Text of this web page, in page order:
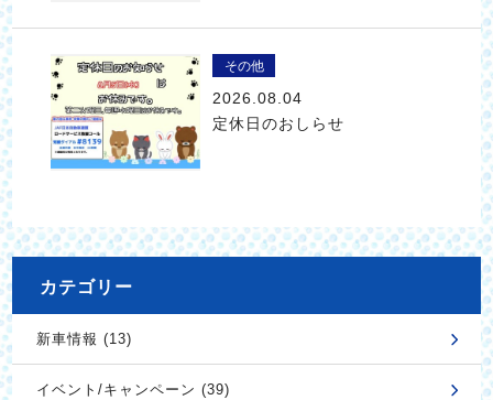
その他
2026.08.04
定休日のおしらせ
カテゴリー
新車情報 (13)
イベント/キャンペーン (39)